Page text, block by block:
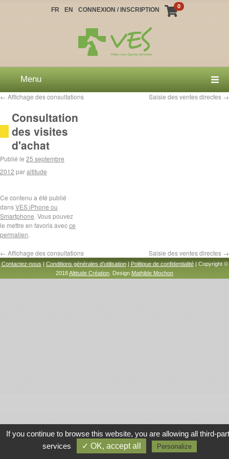
FR EN CONNEXION / INSCRIPTION 0
Menu
← Affichage des consultations Saisie des ventes directes →
Consultation
des visites
d'achat
Publié le 25 septembre
2012 paraltitude
Ce contenu a été publié
dansVES iPhone ou
Smartphone. Vous pouvez
le mettre en favoris avecce
permalien.
← Affichage des consultations Saisie des ventes directes →
Contactez-nous| Conditions générales d’utilisation|Politique de confidentialité| Copyright ©
2018Altitude Création . Design Mathilde Mochon
If you continue to browse this website, you are allowing all third-
services
✓ OK, accept all Personalize